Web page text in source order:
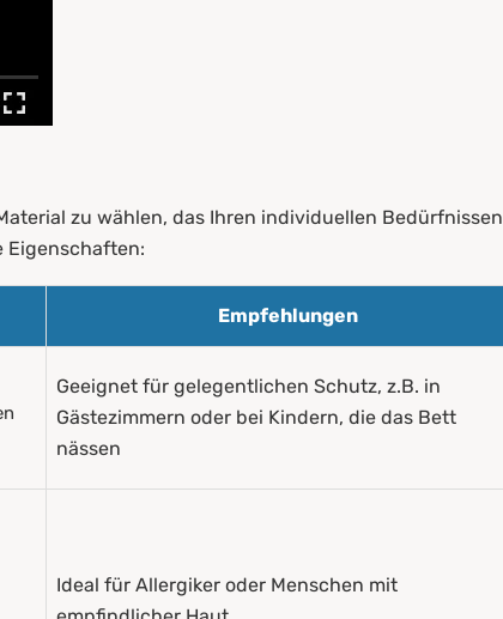
zu wählen, das Ihren individuellen Bedürfnissen
Eigenschaften:
Empfehlungen
Geeignet für gelegentlichen Schutz, z.B. in
Gästezimmern oder bei Kindern, die das Bett
nässen
Ideal für Allergiker oder Menschen mit